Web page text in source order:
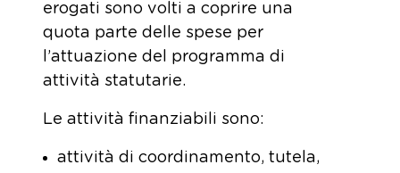
erogati sono volti a coprire una
quota parte delle spese per
l’attuazione del programma di
attività statutarie.
Le attività finanziabili sono:
attività di coordinamento, tutela,